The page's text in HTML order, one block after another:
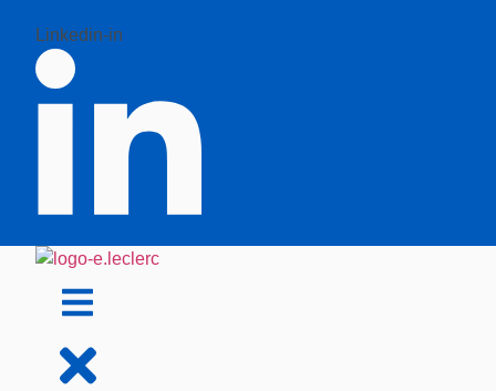
Linkedin-in